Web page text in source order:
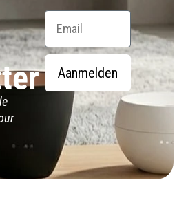
Email
Aanmelden